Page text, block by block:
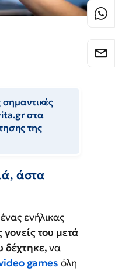
στα
της
άστα
ενήλικας
του μετά
να
games όλη